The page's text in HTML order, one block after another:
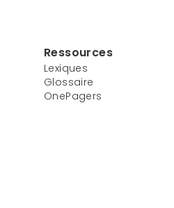
Ressources
Lexiques
Glossaire
OnePagers